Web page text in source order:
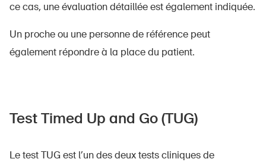
ce cas, une évaluation détaillée est également indiquée.
Un proche ou une personne de référence peut
également répondre à la place du patient.
Test Timed Up and Go (TUG)
Le test TUG est l’un des deux tests cliniques de